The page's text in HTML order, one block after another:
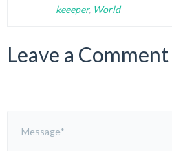
keeeper, World
Leave a Comment